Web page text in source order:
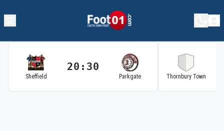
Sheffield
20:30
Parkgate Thornbury Town